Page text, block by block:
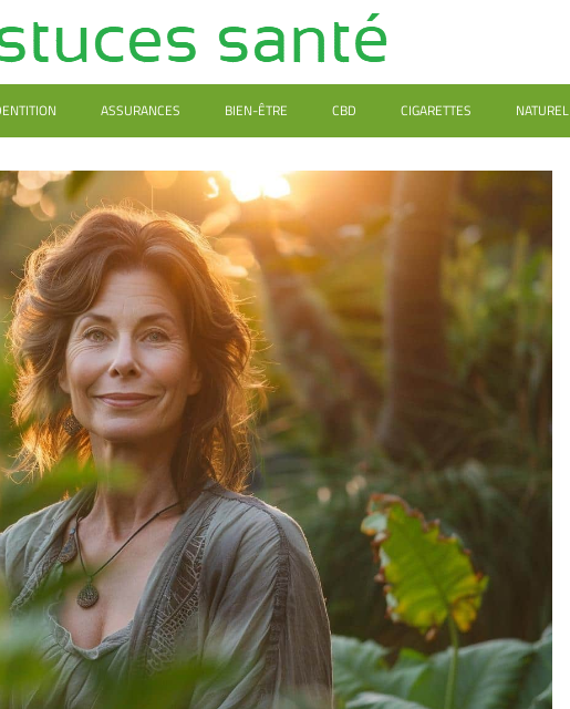
ASSURANCES BIEN-ÊTRE CBD CIGARETTES NATUREL